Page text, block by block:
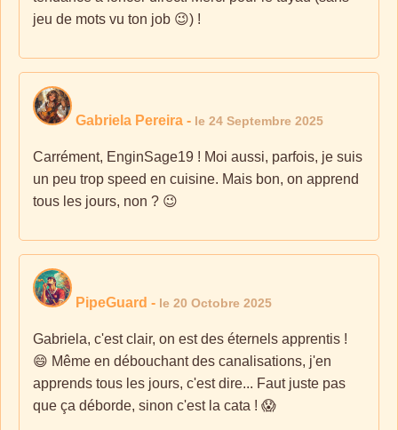
jeu de mots vu ton job 😉) !
Gabriela Pereira - le 24 Septembre 2025
Carrément, EnginSage19 ! Moi aussi, parfois, je suis
un peu trop speed en cuisine. Mais bon, on apprend
tous les jours, non ? 😉
PipeGuard - le 20 Octobre 2025
Gabriela, c'est clair, on est des éternels apprentis !
😄 Même en débouchant des canalisations, j'en
apprends tous les jours, c'est dire... Faut juste pas
que ça déborde, sinon c'est la cata ! 😱